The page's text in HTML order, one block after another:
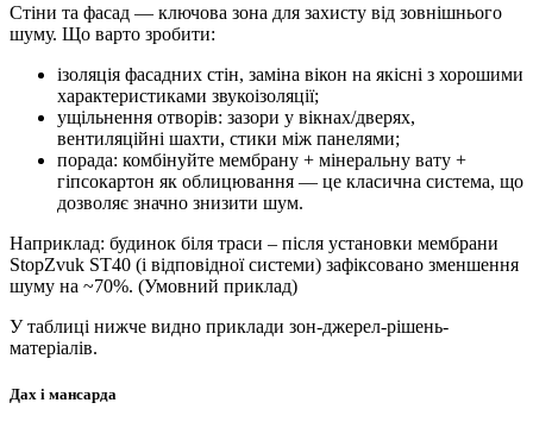
Стіни та фасад — ключова зона для захисту від зовнішнього
шуму. Що варто зробити:
ізоляція фасадних стін, заміна вікон на якісні з хорошими
характеристиками звукоізоляції;
ущільнення отворів: зазори у вікнах/дверях,
вентиляційні шахти, стики між панелями;
порада: комбінуйте мембрану + мінеральну вату +
гіпсокартон як облицювання — це класична система, що
дозволяє значно знизити шум.
Наприклад: будинок біля траси – після установки мембрани
StopZvuk ST40 (і відповідної системи) зафіксовано зменшення
шуму на ~70%. (Умовний приклад)
У таблиці нижче видно приклади зон-джерел-рішень-
матеріалів.
Дах і мансарда